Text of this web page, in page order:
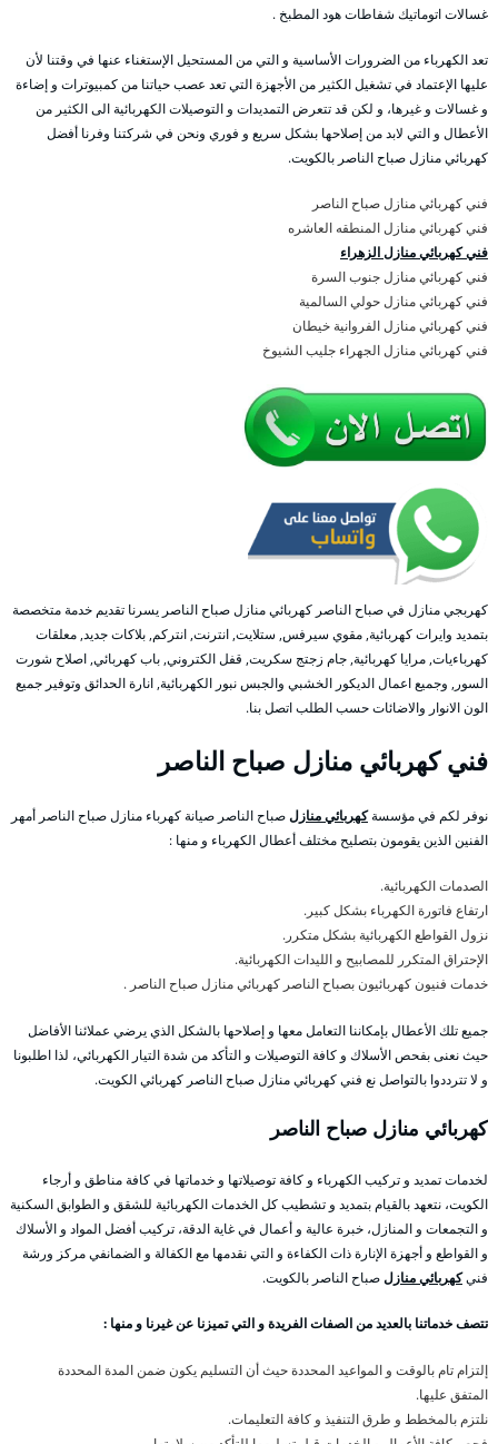
غسالات اتوماتيك شفاطات هود المطبخ .
تعد الكهرباء من الضرورات الأساسية و التي من المستحيل الإستغناء عنها في وقتنا لأن
عليها الإعتماد في تشغيل الكثير من الأجهزة التي تعد عصب حياتنا من كمبيوترات و إضاءة
و غسالات و غيرها، و لكن قد تتعرض التمديدات و التوصيلات الكهربائية الى الكثير من
الأعطال و التي لابد من إصلاحها بشكل سريع و فوري ونحن في شركتنا وفرنا أفضل
كهربائي منازل صباح الناصر بالكويت.
فني كهربائي منازل صباح الناصر
فني كهربائي منازل المنطقه العاشره
فني كهربائي منازل الزهراء
فني كهربائي منازل جنوب السرة
فني كهربائي منازل حولي السالمية
فني كهربائي منازل الفروانية خيطان
فني كهربائي منازل الجهراء جليب الشيوخ
كهربجي منازل في صباح الناصر كهربائي منازل صباح الناصر يسرنا تقديم خدمة متخصصة
بتمديد وايرات كهربائية, مقوي سيرفس, ستلايت, انترنت, انتركم, بلاكات جديد, معلقات
كهرباءيات, مرايا كهربائية, جام زجتج سكريت, قفل الكتروني, باب كهربائي, اصلاح شورت
السور, وجميع اعمال الديكور الخشبي والجبس نبور الكهربائية, انارة الحدائق وتوفير جميع
الون الانوار والاضائات حسب الطلب اتصل بنا.
فني كهربائي منازل صباح الناصر
نوفر لكم في مؤسسةكهربائي منازلصباح الناصر صيانة كهرباء منازل صباح الناصر أمهر
الفنين الذين يقومون بتصليح مختلف أعطال الكهرباء و منها :
الصدمات الكهربائية.
ارتفاع فاتورة الكهرباء بشكل كبير.
نزول القواطع الكهربائية بشكل متكرر.
الإحتراق المتكرر للمصابيح و الليدات الكهربائية.
خدمات فنيون كهربائيون بصباح الناصر كهربائي منازل صباح الناصر .
جميع تلك الأعطال بإمكاننا التعامل معها و إصلاحها بالشكل الذي يرضي عملائنا الأفاضل
حيث نعنى بفحص الأسلاك و كافة التوصيلات و التأكد من شدة التيار الكهربائي، لذا اطلبونا
و لا تترددوا بالتواصل نع فني كهربائي منازل صباح الناصر كهربائي الكويت.
كهربائي منازل صباح الناصر
لخدمات تمديد و تركيب الكهرباء و كافة توصيلاتها و خدماتها في كافة مناطق و أرجاء
الكويت، نتعهد بالقيام بتمديد و تشطيب كل الخدمات الكهربائية للشقق و الطوابق السكنية
و التجمعات و المنازل، خبرة عالية و أعمال في غاية الدقة، تركيب أفضل المواد و الأسلاك
و القواطع و أجهزة الإنارة ذات الكفاءة و التي نقدمها مع الكفالة و الضمانفي مركز ورشة
فنيكهربائي منازلصباح الناصر بالكويت.
تتصف خدماتنا بالعديد من الصفات الفريدة و التي تميزنا عن غيرنا و منها :
إلتزام تام بالوقت و المواعيد المحددة حيث أن التسليم يكون ضمن المدة المحددة
المتفق عليها.
نلتزم بالمخطط و طرق التنفيذ و كافة التعليمات.